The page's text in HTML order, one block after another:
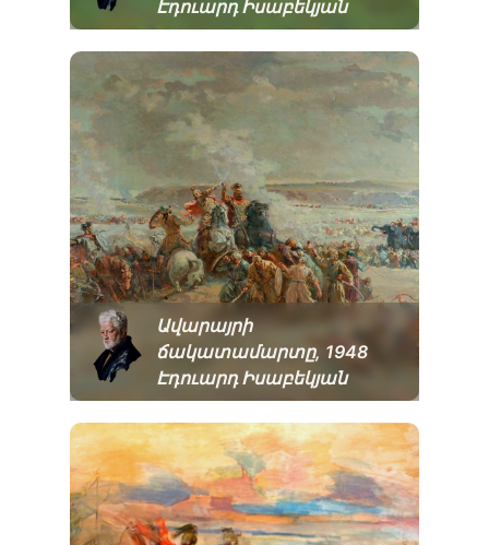
Էդուարդ Իսաբեկյան
Ավարայրի
ճակատամարտը, 1948
Էդուարդ Իսաբեկյան